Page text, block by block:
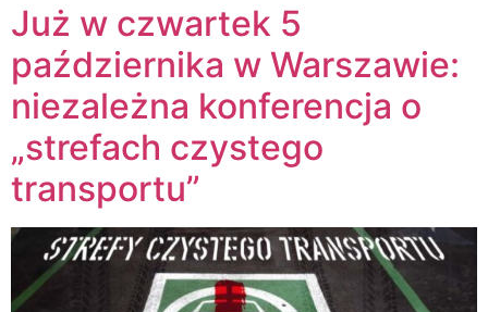
Już w czwartek 5
października w Warszawie:
niezależna konferencja o
„strefach czystego
transportu”